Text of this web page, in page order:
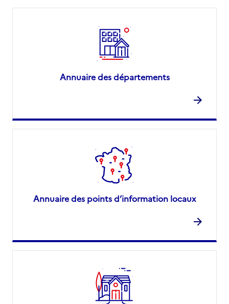
Annuaire des départements
Annuaire des points d’information locaux